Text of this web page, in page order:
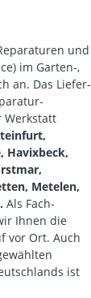
und
im Garten-,
an. Das Liefer-
Werkstatt
Havixbeck,
Metelen,
Als Fach-
Ihnen die
vor Ort. Auch
ist